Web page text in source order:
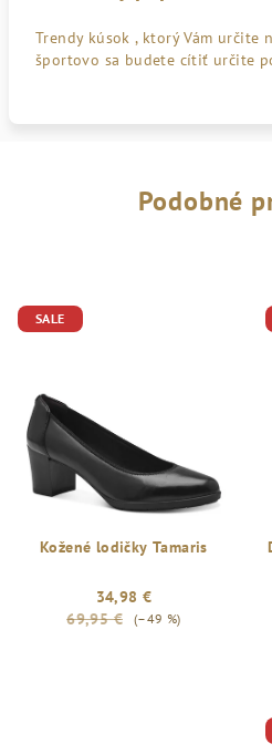
Trendy kúsok , ktorý Vám určite
športovo sa budete cítiť určite
Podobné
SALE
Kožené lodičky Tamaris
34,98 €
69,95 €
(–49 %)